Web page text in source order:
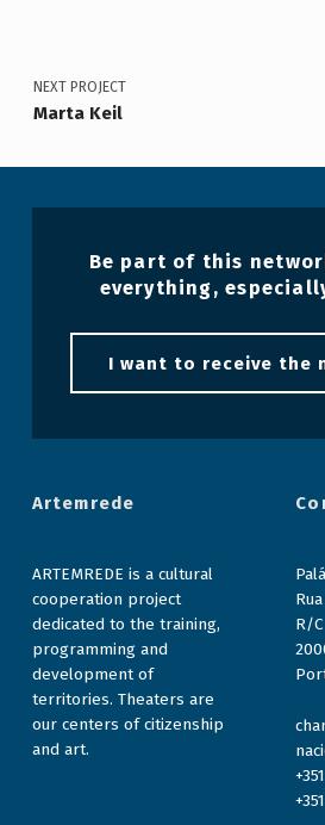
A
C
H
NEXT PROJECT
Marta Keil
Be part of this
everything,
I want to receive the
Artemrede
ARTEMREDE is a cultural
cooperation project
dedicated to the training,
programming and
development of
territories. Theaters are
our centers of citizenship
and art.
R/C